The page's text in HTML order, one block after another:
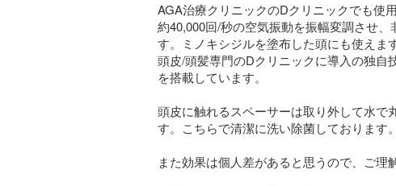
AGA治療クリニックのDクリニックでも使
約40,000回/秒の空気振動を振幅変調させ、
す。ミノキシジルを塗布した頭にも使えます
頭皮/頭髪専門のDクリニックに導入の独自
を搭載しています。
頭皮に触れるスペーサーは取り外して水で
す。こちらで清潔に洗い除菌しております。
また効果は個人差があると思うので、ご理